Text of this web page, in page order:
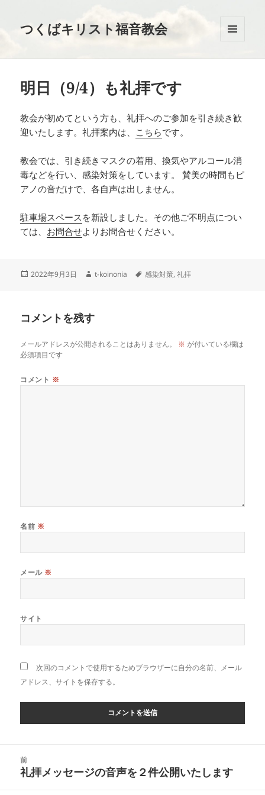
つくばキリスト福音教会
ーとウ
明日（9/4）も礼拝です
教会が初めてという方も、礼拝へのご参加を引き続き歓
迎いたします。礼拝案内は、 こちらです。
教会では、引き続きマスクの着用、換気やアルコール消
毒などを行い、感染対策をしています。 賛美の時間もピ
アノの音だけで、各自声は出しません。
駐車場スペース を新設しました。その他ご不明点につい
ては、 お問合せよりお問合せください。
投
2022年9月3日
作
t-koinonia
タ
感染対策,礼拝
コメントを残す
メールアドレスが公開されることはありません。 ※ が付いている欄は
必須項目です
コメント ※
名前 ※
メール ※
サイト
次回のコメントで使用するためブラウザーに自分の名前、メール
アドレス、サイトを保存する。
前
前
礼拝メッセージの音声を２件公開いたします